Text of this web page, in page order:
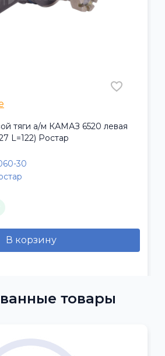
тяги а/м КАМАЗ 6520 левая
L=122) Ростар
30
В корзину
товары